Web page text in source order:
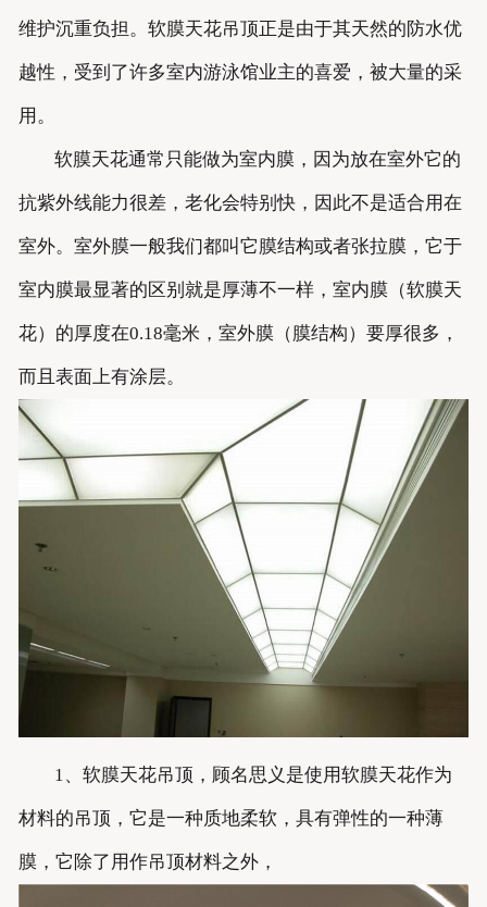
维护沉重负担。软膜天花吊顶正是由于其天然的防水优
越性，受到了许多室内游泳馆业主的喜爱，被大量的采
用。
软膜天花通常只能做为室内膜，因为放在室外它的
抗紫外线能力很差，老化会特别快，因此不是适合用在
室外。室外膜一般我们都叫它膜结构或者张拉膜，它于
室内膜最显著的区别就是厚薄不一样，室内膜（软膜天
花）的厚度在0.18毫米，室外膜（膜结构）要厚很多，
而且表面上有涂层。
1、软膜天花吊顶，顾名思义是使用软膜天花作为
材料的吊顶，它是一种质地柔软，具有弹性的一种薄
膜，它除了用作吊顶材料之外，